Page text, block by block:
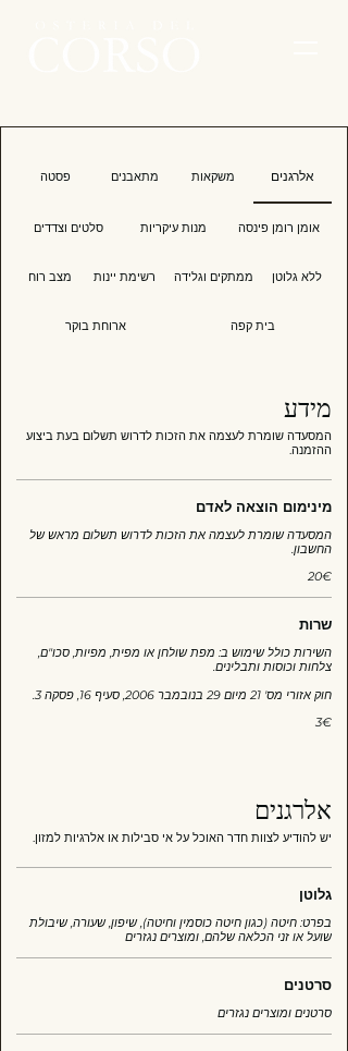
אלרגנים משקאות מתאבנים פסטה
אומן רומן פינסה מנות עיקריות סלטים וצדדים
ללא גלוטן ממתקים וגלידה רשימת יינות מצב רוח
בית קפה ארוחת בוקר
מידע
המסעדה שומרת לעצמה את הזכות לדרוש תשלום בעת ביצוע
ההזמנה.
מינימום הוצאה לאדם
המסעדה שומרת לעצמה את הזכות לדרוש תשלום מראש של
החשבון.
‏20 ‏€
שרות
השירות כולל שימוש ב: מפת שולחן או מפית, מפיות, סכו"ם,
חוק אזורי מס' 21 מיום 29 בנובמבר 2006, סעיף 16, פסקה 3.
‏3 ‏€
אלרגנים
יש להודיע לצוות חדר האוכל על אי סבילות או אלרגיות למזון.
גלוטן
בפרט: חיטה (כגון חיטה כוסמין וחיטה), שיפון, שעורה, שיבולת
שועל או זני הכלאה שלהם, ומוצרים נגזרים
סרטנים
סרטנים ומוצרים נגזרים